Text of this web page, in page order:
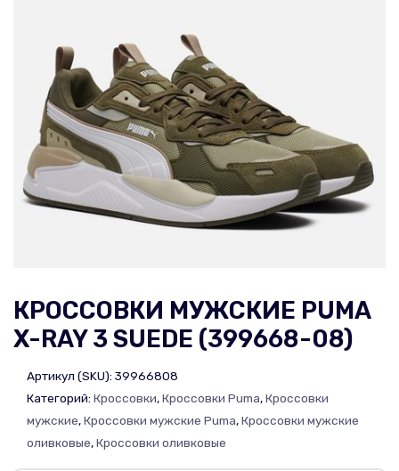
КРОССОВКИ МУЖСКИЕ PUMA
X-RAY 3 SUEDE (399668-08)
Артикул (SKU): 39966808
Категорий: Кроссовки,Кроссовки Puma,Кроссовки
мужские,Кроссовки мужские Puma,Кроссовки мужские
оливковые,Кроссовки оливковые